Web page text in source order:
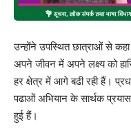
उन्होंने उपस्थित छात्राओं से
अपने जीवन में अपने लक्ष्य को
हर क्षेत्र में आगे बढी रही हैं।
पढाओं अभियान के सार्थक
हुई हैं।